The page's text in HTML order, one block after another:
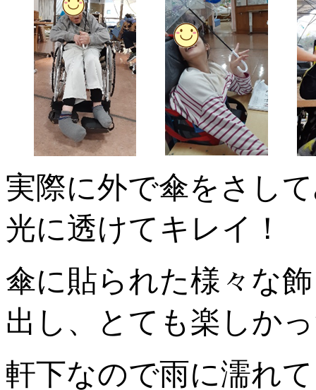
実際に外で傘をさし
光に透けてキレイ！
傘に貼られた様々な
出し、とても楽しか
軒下なので雨に濡れ